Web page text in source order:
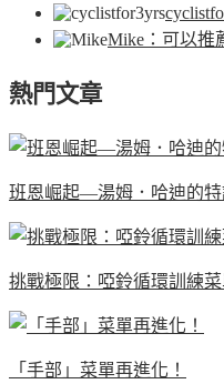
Mike ：可以
熱門文章
班恩崛起—湯姆．哈迪的特
挑戰極限：啞鈴循環訓練
「手部」菜單再進化！